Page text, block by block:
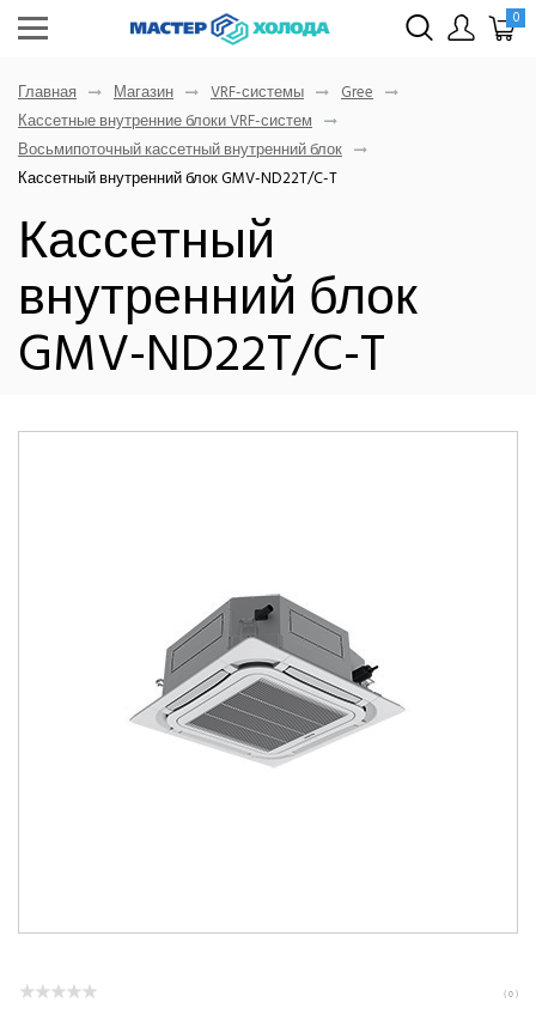
0
Главная Магазин VRF-системы
Gree
Кассетные внутренние блоки VRF-систем
Восьмипоточный кассетный внутренний блок
Кассетный внутренний блок GMV-ND22T/C-T
Кассетный
внутренний блок
GMV-ND22T/C-T
( 0 )